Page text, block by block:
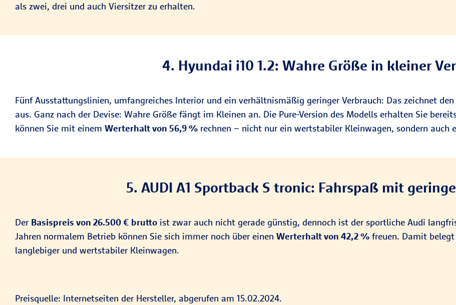
als zwei, drei und auch Viersitzer zu erhalten.
4. Hyundai i10 1.2: Wahre Größe in kleiner
Fünf Ausstattungslinien, umfangreiches Interior und ein verhältnismäßig geringer Verbrauch: Das zeichnet
aus. Ganz nach der Devise: Wahre Größe fängt im Kleinen an. Die Pure-Version des Modells erhalten Sie
können Sie mit einem Werterhalt von 56,9 % rechnen – nicht nur ein wertstabiler Kleinwagen, sondern auch
5. AUDI A1 Sportback S tronic: Fahrspaß mit
Der Basispreis von 26.500€ brutto ist zwar auch nicht gerade günstig, dennoch ist der sportliche Audi
Jahren normalem Betrieb können Sie sich immer noch über einen Werterhalt von 42,2 % freuen. Damit
langlebiger und wertstabiler Kleinwagen.
Preisquelle: Internetseiten der Hersteller, abgerufen am 15.02.2024.